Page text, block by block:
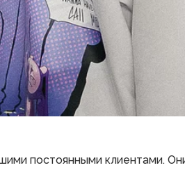
постоянными клиентами.